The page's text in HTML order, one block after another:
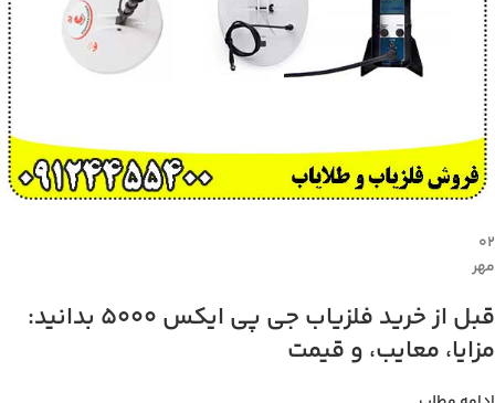
۰۲
مهر
قبل از خرید فلزیاب جی پی ایکس 5000 بدانید:
مزایا، معایب، و قیمت